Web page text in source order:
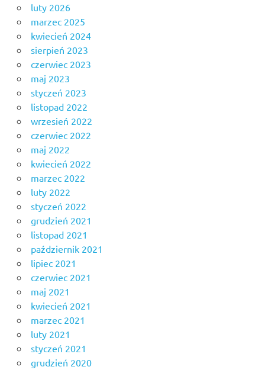
luty 2026
marzec 2025
kwiecień 2024
sierpień 2023
czerwiec 2023
maj 2023
styczeń 2023
listopad 2022
wrzesień 2022
czerwiec 2022
maj 2022
kwiecień 2022
marzec 2022
luty 2022
styczeń 2022
grudzień 2021
listopad 2021
październik 2021
lipiec 2021
czerwiec 2021
maj 2021
kwiecień 2021
marzec 2021
luty 2021
styczeń 2021
grudzień 2020